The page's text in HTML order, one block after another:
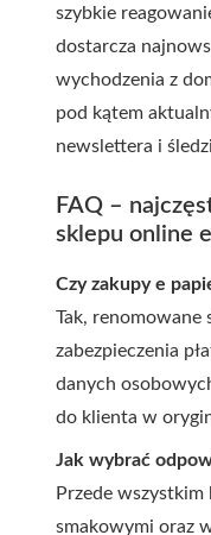
szybkie
dostarcza
wychodzenia z
pod kątem
newslettera i
FAQ –
sklepu online
Czy zakupy e
Tak, renomowane
zabezpieczenia
danych
do klienta w
Jak wybrać
Przede
smakowymi oraz